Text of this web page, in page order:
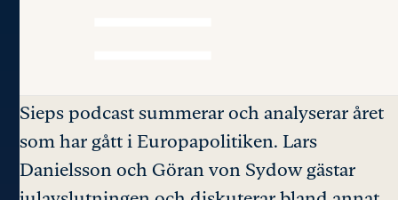
Sieps podcast summerar och analyserar året
som har gått i Europapolitiken. Lars
Danielsson och Göran von Sydow gästar